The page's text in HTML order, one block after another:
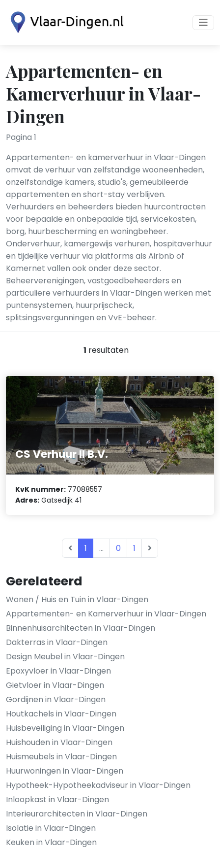
Appartementen- en
Kamerverhuur in Vlaar-
Dingen
Pagina 1
Appartementen- en kamerverhuur in Vlaar-Dingen
omvat de verhuur van zelfstandige wooneenheden,
onzelfstandige kamers, studio's, gemeubileerde
appartementen en short-stay verblijven.
Verhuurders en beheerders bieden huurcontracten
voor bepaalde en onbepaalde tijd, servicekosten,
borg, huurbescherming en woningbeheer.
Onderverhuur, kamergewijs verhuren, hospitaverhuur
en tijdelijke verhuur via platforms als Airbnb of
Kamernet vallen ook onder deze sector.
Beheerverenigingen, vastgoedbeheerders en
particuliere verhuurders in Vlaar-Dingen werken met
puntensystemen, huurprijscheck,
splitsingsvergunningen en VvE-beheer.
Gerelateerd
Wonen / Huis en Tuin in Vlaar-Dingen
Appartementen- en Kamerverhuur in Vlaar-Dingen
Binnenhuisarchitecten in Vlaar-Dingen
Dakterras in Vlaar-Dingen
Design Meubel in Vlaar-Dingen
Epoxyvloer in Vlaar-Dingen
Gietvloer in Vlaar-Dingen
Gordijnen in Vlaar-Dingen
Houtkachels in Vlaar-Dingen
Huisbeveiliging in Vlaar-Dingen
Huishouden in Vlaar-Dingen
Huismeubels in Vlaar-Dingen
Huurwoningen in Vlaar-Dingen
Hypotheek-Hypotheekadviseur in Vlaar-Dingen
Inloopkast in Vlaar-Dingen
Interieurarchitecten in Vlaar-Dingen
Isolatie in Vlaar-Dingen
Keuken in Vlaar-Dingen
1 resultaten
CS Verhuur II B.V.
KvK nummer: 77088557
Adres: Gatsedijk 41
1 ... 0 1